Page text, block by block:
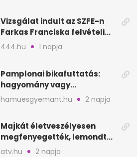
Vizsgálat indult az SZFE-n
Farkas Franciska felvételi
videója után
444.hu 1 napja
Pamplonai bikafuttatás:
hagyomány vagy
értelmetlen vérontás?
hamuesgyemant.hu 2 napja
Majkát életveszélyesen
megfenyegették, lemondta
a sepsiszentgyörgyi
atv.hu 2 napja